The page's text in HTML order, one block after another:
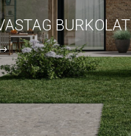
BURKOLAT